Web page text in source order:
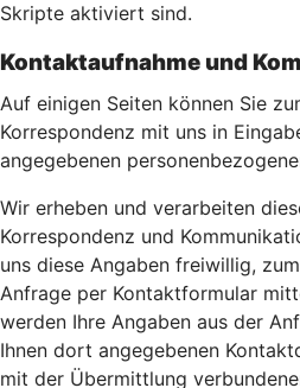
Skripte aktiviert sind.
Kontaktaufnahme und
Auf einigen Seiten können Sie
Korrespondenz mit uns in
angegebenen
Wir erheben und verarbeiten
Korrespondenz und
uns diese Angaben freiwillig,
Anfrage per Kontaktformular
werden Ihre Angaben aus der
Ihnen dort angegebenen
mit der Übermittlung